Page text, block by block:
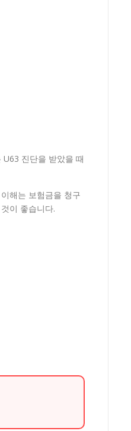
진단을 받았을 때
해는 보험금을 청구
이 좋습니다.